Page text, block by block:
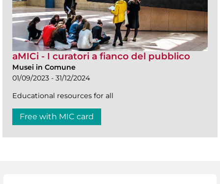
aMICi - I curatori a fianco del pubblico
Musei in Comune
01/09/2023 - 31/12/2024
Educational resources for all
Free with MIC card